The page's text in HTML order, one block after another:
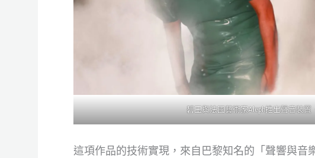
碧玉與法國藝術家Aleph推出聲音裝置
這項作品的技術實現，來自巴黎知名的「聲響與音